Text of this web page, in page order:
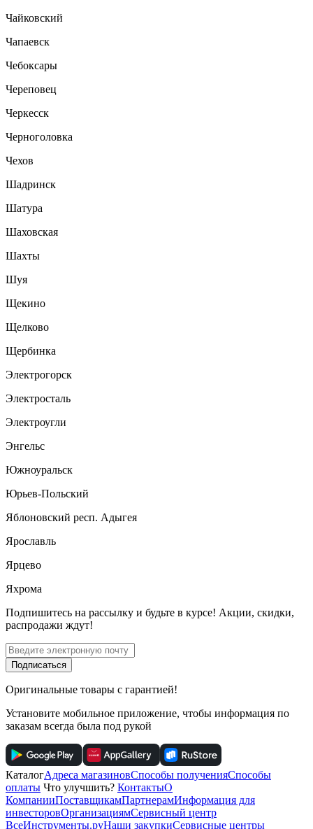
Чайковский
Чапаевск
Чебоксары
Череповец
Черкесск
Черноголовка
Чехов
Шадринск
Шатура
Шаховская
Шахты
Шуя
Щекино
Щелково
Щербинка
Электрогорск
Электросталь
Электроугли
Энгельс
Южноуральск
Юрьев-Польский
Яблоновский респ. Адыгея
Ярославль
Ярцево
Яхрома
Подпишитесь на рассылку и будьте в курсе! Акции, скидки,
распродажи ждут!
Подписаться
Оригинальные товары с гарантией!
Установите мобильное приложение, чтобы информация по
заказам всегда была под рукой
КаталогАдреса магазиновСпособы полученияСпособы
оплаты Что улучшить? КонтактыО
КомпанииПоставщикамПартнерамИнформация для
инвесторовОрганизациямСервисный центр
ВсеИнструменты.руНаши закупкиСервисные центры